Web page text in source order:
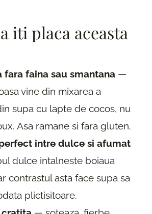
iti placa aceasta
fara faina sau smantana —
vine din mixarea a
supa cu lapte de cocos, nu
Asa ramane si fara gluten.
intre dulce si afumat
dulce intalneste boiaua
contrastul asta face supa sa
plictisitoare.